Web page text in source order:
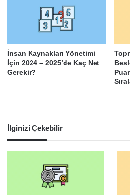
İnsan Kaynakları Yönetimi
İçin 2024 – 2025’de Kaç Net
Gerekir?
İlginizi Çekebilir